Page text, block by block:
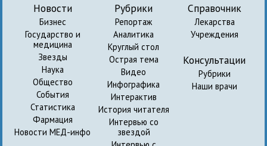
Новости
Бизнес
Государство и
медицина
Звезды
Наука
Общество
События
Статистика
Фармация
Новости МЕД-инфо
Рубрики
Репортаж
Аналитика
Круглый стол
Острая тема
Видео
Инфографика
Интерактив
История читателя
Интервью со
звездой
Справочник
Лекарства
Учреждения
Консультации
Рубрики
Наши врачи